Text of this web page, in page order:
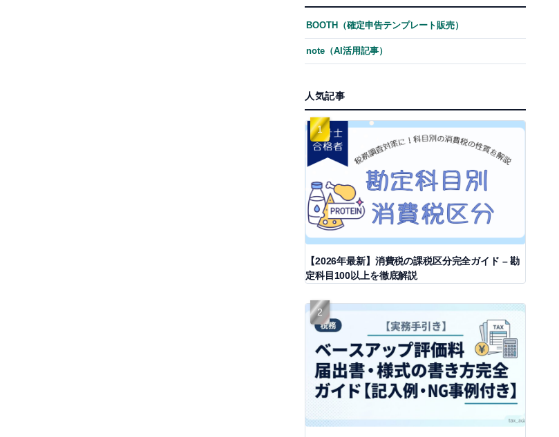
BOOTH（確定申告テンプレート販売）
note（AI活用記事）
人気記事
【2026年最新】消費税の課税区分完全ガイド – 勘
定科目100以上を徹底解説